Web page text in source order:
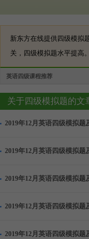
新东方在线提供四级模拟
关，四级模拟题水平提高。
英语四级课程推荐
关于四级模拟题的文
2019年12月英语四级模拟题
2019年12月英语四级模拟题
2019年12月英语四级模拟题
2019年12月英语四级模拟题
2019年12月英语四级模拟题